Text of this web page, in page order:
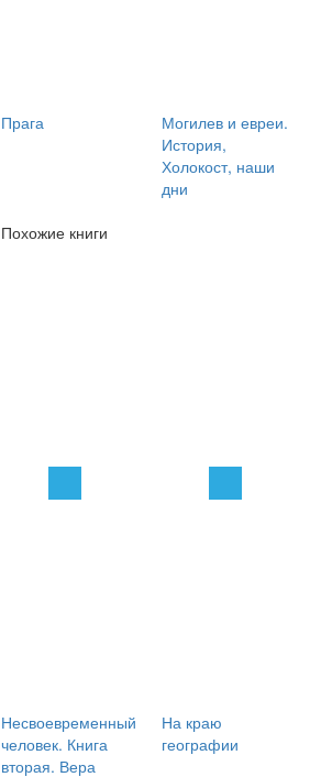
Прага
Могилев и евреи.
История,
Холокост, наши
дни
Похожие книги
Несвоевременный
человек. Книга
вторая. Вера
На краю
географии